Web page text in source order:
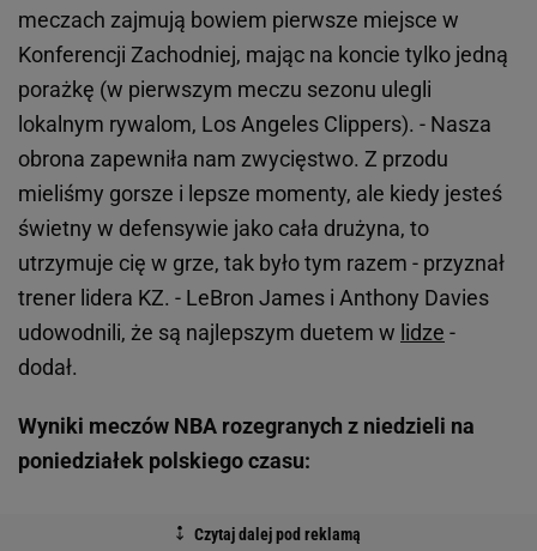
meczach zajmują bowiem pierwsze miejsce w
Konferencji Zachodniej, mając na koncie tylko jedną
porażkę (w pierwszym meczu sezonu ulegli
lokalnym rywalom, Los Angeles Clippers). - Nasza
obrona zapewniła nam zwycięstwo. Z przodu
mieliśmy gorsze i lepsze momenty, ale kiedy jesteś
świetny w defensywie jako cała drużyna, to
utrzymuje cię w grze, tak było tym razem - przyznał
trener lidera KZ. - LeBron James i Anthony Davies
udowodnili, że są najlepszym duetem w lidze -
dodał.
Wyniki meczów NBA rozegranych z niedzieli na
poniedziałek polskiego czasu: